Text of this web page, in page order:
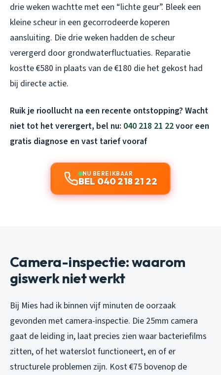
drie weken wachtte met een “lichte geur”. Bleek een
kleine scheur in een gecorrodeerde koperen
aansluiting. Die drie weken hadden de scheur
verergerd door grondwaterfluctuaties. Reparatie
kostte €580 in plaats van de €180 die het gekost had
bij directe actie.
Ruik je rioollucht na een recente ontstopping? Wacht
niet tot het verergert, bel nu: 040 218 21 22voor een
gratis diagnose en vast tarief vooraf
NU BEREIKBAAR
BEL 040 218 21 22
Camera-inspectie: waarom
giswerk niet werkt
Bij Mies had ik binnen vijf minuten de oorzaak
gevonden met camera-inspectie. Die 25mm camera
gaat de leiding in, laat precies zien waar bacteriefilms
zitten, of het waterslot functioneert, en of er
structurele problemen zijn. Kost €75 bovenop de